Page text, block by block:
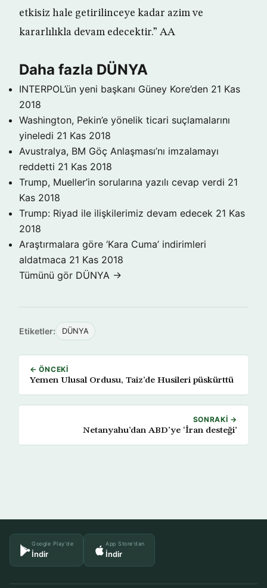
etkisiz hale getirilinceye kadar azim ve
kararlılıkla devam edecektir.” AA
Daha fazla DÜNYA
INTERPOL’ün yeni başkanı Güney Kore’den 21 Kas
2018
Washington, Pekin’e yönelik ticari suçlamalarını
yineledi 21 Kas 2018
Avustralya, BM Göç Anlaşması’nı imzalamayı
reddetti 21 Kas 2018
Trump, Mueller’in sorularına yazılı cevap verdi 21
Kas 2018
Trump: Riyad ile ilişkilerimiz devam edecek 21 Kas
2018
Araştırmalara göre ‘Kara Cuma’ indirimleri
aldatmaca 21 Kas 2018
Tümünü gör DÜNYA →
Etiketler: DÜNYA
← ÖNCEKI
Yemen Ulusal Ordusu, Taiz’de Husileri püskürttü
SONRAKI →
Netanyahu’dan ABD’ye ‘İran desteği’
Google Play'de
İndir
App Store'dan
İndir